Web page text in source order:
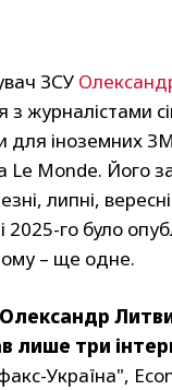
ЗСУ
з журналістами
для іноземних
Le Monde. Його
липні,
2025-го було
– ще одне.
Олександр
лише три
Україна",